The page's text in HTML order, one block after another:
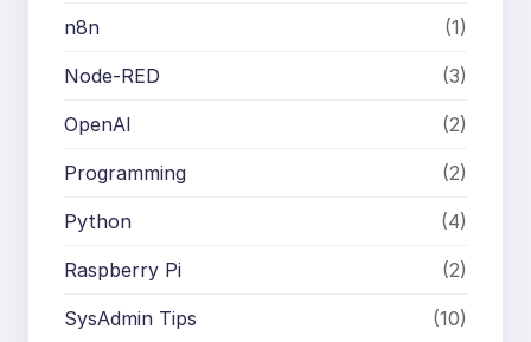
n8n (1)
Node-RED (3)
OpenAI (2)
Programming (2)
Python (4)
Raspberry Pi (2)
SysAdmin Tips (10)